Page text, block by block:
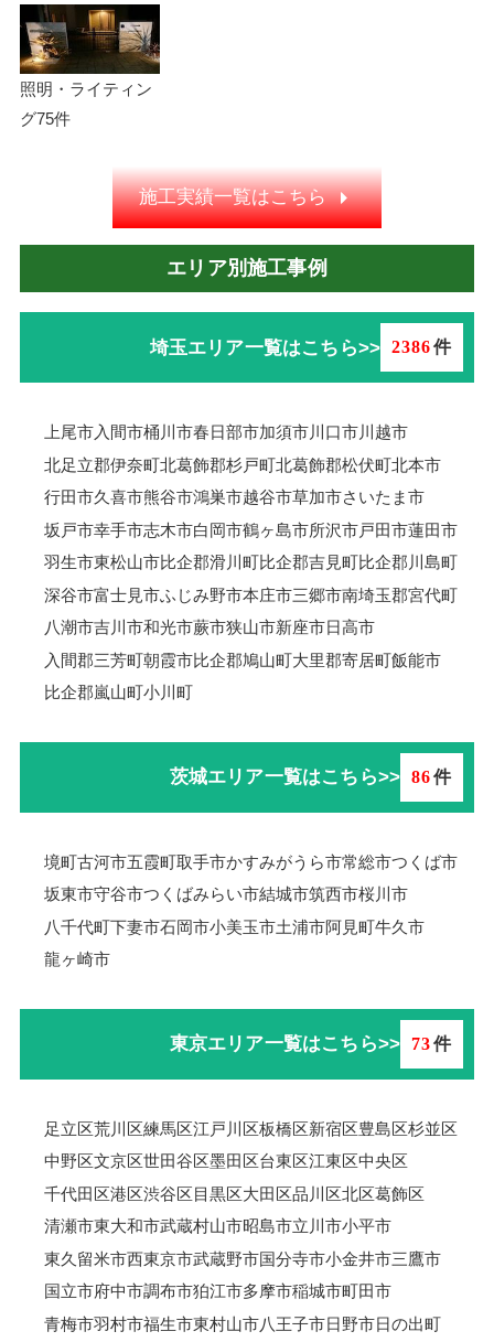
照明・ライティン
グ75件
施工実績一覧はこちら
エリア別施工事例
埼玉エリア一覧はこちら>> 2386件
上尾市入間市桶川市春日部市加須市川口市川越市
北足立郡伊奈町北葛飾郡杉戸町北葛飾郡松伏町北本市
行田市久喜市熊谷市鴻巣市越谷市草加市さいたま市
坂戸市幸手市志木市白岡市鶴ヶ島市所沢市戸田市蓮田市
羽生市東松山市比企郡滑川町比企郡吉見町比企郡川島町
深谷市富士見市ふじみ野市本庄市三郷市南埼玉郡宮代町
八潮市吉川市和光市蕨市狭山市新座市日高市
入間郡三芳町朝霞市比企郡鳩山町大里郡寄居町飯能市
比企郡嵐山町小川町
茨城エリア一覧はこちら>> 86件
境町古河市五霞町取手市かすみがうら市常総市つくば市
坂東市守谷市つくばみらい市結城市筑西市桜川市
八千代町下妻市石岡市小美玉市土浦市阿見町牛久市
龍ヶ崎市
東京エリア一覧はこちら>> 73件
足立区荒川区練馬区江戸川区板橋区新宿区豊島区杉並区
中野区文京区世田谷区墨田区台東区江東区中央区
千代田区港区渋谷区目黒区大田区品川区北区葛飾区
清瀬市東大和市武蔵村山市昭島市立川市小平市
東久留米市西東京市武蔵野市国分寺市小金井市三鷹市
国立市府中市調布市狛江市多摩市稲城市町田市
青梅市羽村市福生市東村山市八王子市日野市日の出町